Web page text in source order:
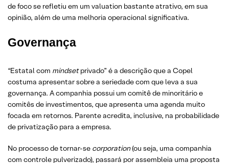
de foco se refletiu em um valuation bastante atrativo, em sua
opinião, além de uma melhoria operacional significativa.
Governança
“Estatal com mindsetprivado” é a descrição que a Copel
costuma apresentar sobre a seriedade com que leva a sua
governança. A companhia possui um comitê de minoritário e
comitês de investimentos, que apresenta uma agenda muito
focada em retornos. Parente acredita, inclusive, na probabilidade
de privatização para a empresa.
No processo de tornar-se corporation(ou seja, uma companhia
com controle pulverizado), passará por assembleia uma proposta